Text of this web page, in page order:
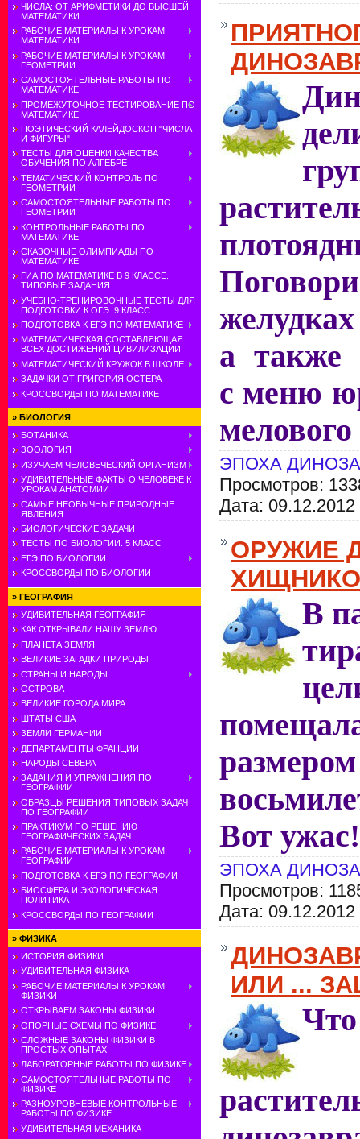
ЧИСЛА: ОТ АРИФМЕТИКИ ДО ВЫСШЕЙ
МАТЕМАТИКИ
РАБОЧИЕ МАТЕРИАЛЫ К УРОКАМ
МАТЕМАТИКИ
РАБОЧИЕ МАТЕРИАЛЫ К УРОКАМ
ГЕОМЕТРИИ
САМОСТОЯТЕЛЬНЫЕ РАБОТЫ ПО
МАТЕМАТИКЕ
ПРОМЕЖУТОЧНОЕ ТЕСТИРОВАНИЕ ПО
МАТЕМАТИКЕ
ПОЭТИЧЕСКИЙ КАЛЕЙДОСКОП "ЧИСЛА
И ФИГУРЫ"
ТЕСТЫ ДЛЯ ОЦЕНКИ КАЧЕСТВА
ОБУЧЕНИЯ ПО АЛГЕБРЕ
ТЕМАТИЧЕСКИЙ КОНТРОЛЬ ПО
ГЕОМЕТРИИ
САМОСТОЯТЕЛЬНЫЕ РАБОТЫ ПО
ГЕОМЕТРИИ
КОНТРОЛЬНЫЕ РАБОТЫ ПО
МАТЕМАТИКЕ
СКАЗОЧНЫЕ ОЛИМПИАДЫ ПО
МАТЕМАТИКЕ
ГИА ПО МАТЕМАТИКЕ В 9 КЛАССЕ.
ТИПОВЫЕ ЗАДАНИЯ
УЧЕБНО-ТРЕНИРОВОЧНЫЕ ТЕСТЫ ДЛЯ
ПОДГОТОВКИ К ОГЭ. 9 КЛАСС
ПОДГОТОВКА К ЕГЭ ПО МАТЕМАТИКЕ
МАТЕМАТИЧЕСКАЯ СОСТАВЛЯЮЩАЯ
ВСЕХ ДОСТИЖЕНИЙ ЦИВИЛИЗАЦИИ
МАТЕМАТИЧЕСКИЙ КРУЖОК В ШКОЛЕ
ЗАДАЧКИ ОТ ГРИГОРИЯ ОСТЕРА
КРОССВОРДЫ ПО МАТЕМАТИКЕ
» БИОЛОГИЯ
БОТАНИКА
ЗООЛОГИЯ
ИЗУЧАЕМ ЧЕЛОВЕЧЕСКИЙ ОРГАНИЗМ
УДИВИТЕЛЬНЫЕ ФАКТЫ О ЧЕЛОВЕКЕ К
УРОКАМ АНАТОМИИ
САМЫЕ НЕОБЫЧНЫЕ ПРИРОДНЫЕ
ЯВЛЕНИЯ
БИОЛОГИЧЕСКИЕ ЗАДАЧИ
ТЕСТЫ ПО БИОЛОГИИ. 5 КЛАСС
ЕГЭ ПО БИОЛОГИИ
КРОССВОРДЫ ПО БИОЛОГИИ
» ГЕОГРАФИЯ
УДИВИТЕЛЬНАЯ ГЕОГРАФИЯ
КАК ОТКРЫВАЛИ НАШУ ЗЕМЛЮ
ПЛАНЕТА ЗЕМЛЯ
ВЕЛИКИЕ ЗАГАДКИ ПРИРОДЫ
СТРАНЫ И НАРОДЫ
ОСТРОВА
ВЕЛИКИЕ ГОРОДА МИРА
ШТАТЫ США
ЗЕМЛИ ГЕРМАНИИ
ДЕПАРТАМЕНТЫ ФРАНЦИИ
НАРОДЫ СЕВЕРА
ЗАДАНИЯ И УПРАЖНЕНИЯ ПО
ГЕОГРАФИИ
ОБРАЗЦЫ РЕШЕНИЯ ТИПОВЫХ ЗАДАЧ
ПО ГЕОГРАФИИ
ПРАКТИКУМ ПО РЕШЕНИЮ
ГЕОГРАФИЧЕСКИХ ЗАДАЧ
РАБОЧИЕ МАТЕРИАЛЫ К УРОКАМ
ГЕОГРАФИИ
ПОДГОТОВКА К ЕГЭ ПО ГЕОГРАФИИ
БИОСФЕРА И ЭКОЛОГИЧЕСКАЯ
ПОЛИТИКА
КРОССВОРДЫ ПО ГЕОГРАФИИ
» ФИЗИКА
ИСТОРИЯ ФИЗИКИ
УДИВИТЕЛЬНАЯ ФИЗИКА
РАБОЧИЕ МАТЕРИАЛЫ К УРОКАМ
ФИЗИКИ
ОТКРЫВАЕМ ЗАКОНЫ ФИЗИКИ
ОПОРНЫЕ СХЕМЫ ПО ФИЗИКЕ
СЛОЖНЫЕ ЗАКОНЫ ФИЗИКИ В
ПРОСТЫХ ОПЫТАХ
ЛАБОРАТОРНЫЕ РАБОТЫ ПО ФИЗИКЕ
САМОСТОЯТЕЛЬНЫЕ РАБОТЫ ПО
ФИЗИКЕ
РАЗНОУРОВНЕВЫЕ КОНТРОЛЬНЫЕ
РАБОТЫ ПО ФИЗИКЕ
УДИВИТЕЛЬНАЯ МЕХАНИКА
а также
с меню
ЭПОХА
Просмотров:
Дата: 09.12.2012
ОРУЖИЕ
В
Вот ужас!
ЭПОХА
Просмотров:
Дата: 09.12.2012
ИЛИ ...